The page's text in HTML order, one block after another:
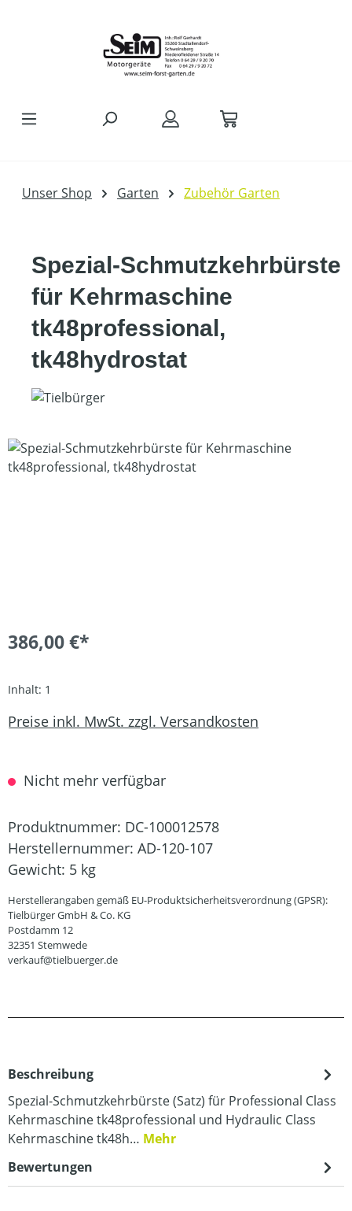
Unser Shop Garten Zubehör Garten
Spezial-Schmutzkehrbürste
für Kehrmaschine
tk48professional,
tk48hydrostat
Bildergalerie überspringen
386,00 €*
Inhalt: 1
Preise inkl. MwSt. zzgl. Versandkosten
Nicht mehr verfügbar
Produktnummer: DC-100012578
Herstellernummer: AD-120-107
Gewicht: 5 kg
Herstellerangaben gemäß EU-Produktsicherheitsverordnung (GPSR):
Tielbürger GmbH & Co. KG
Postdamm 12
32351 Stemwede
verkauf@tielbuerger.de
Beschreibung
Spezial-Schmutzkehrbürste (Satz) für Professional Class
Kehrmaschine tk48professional und Hydraulic Class
Kehrmaschine tk48h… Mehr
Bewertungen